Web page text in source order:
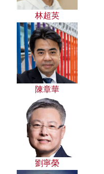
林超英
陳章華
劉寧榮